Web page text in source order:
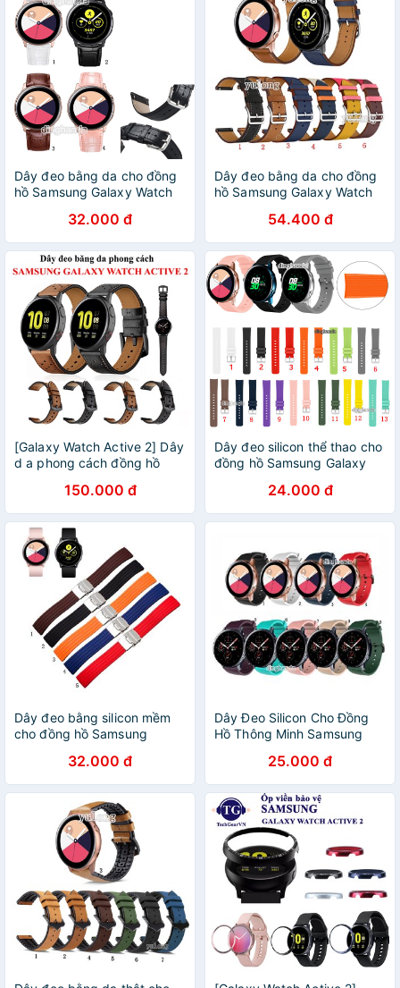
Dây đeo bằng da cho đồng
hồ Samsung Galaxy Watch
32.000 đ
Dây đeo bằng da cho đồng
hồ Samsung Galaxy Watch
54.400 đ
[Galaxy Watch Active 2] Dây
d a phong cách đồng hồ
150.000 đ
Dây đeo silicon thể thao cho
đồng hồ Samsung Galaxy
24.000 đ
Dây đeo bằng silicon mềm
cho đồng hồ Samsung
32.000 đ
Dây Đeo Silicon Cho Đồng
Hồ Thông Minh Samsung
25.000 đ